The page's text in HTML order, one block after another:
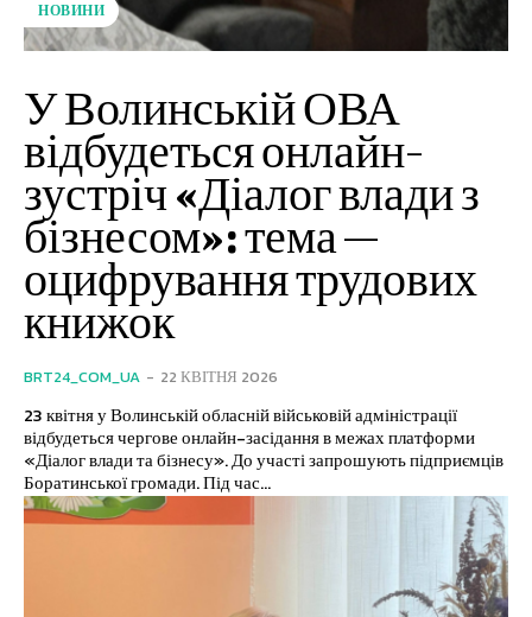
НОВИНИ
У Волинській ОВА
відбудеться онлайн-
зустріч «Діалог влади з
бізнесом»: тема —
оцифрування трудових
книжок
BRT24_COM_UA - 22 КВІТНЯ 2026
23 квітня у Волинській обласній військовій адміністрації
відбудеться чергове онлайн-засідання в межах платформи
«Діалог влади та бізнесу». До участі запрошують підприємців
Боратинської громади. Під час...